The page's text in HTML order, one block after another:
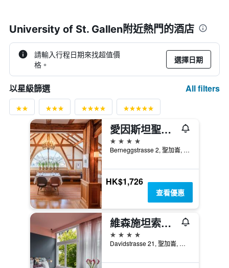
University of St. Gallen附近熱門的酒店
請輸入行程日期來找超值價
格。
選擇日期
以星級篩選 All filters
愛因斯坦聖加侖酒店
4星級
Berneggstrasse 2, 聖加崙, 聖加侖州, 瑞士
HK$1,726
查看優惠
維森施坦索雷爾城市酒店 - 聖加倫
4星級
Davidstrasse 21, 聖加崙, 聖加侖州, 瑞士